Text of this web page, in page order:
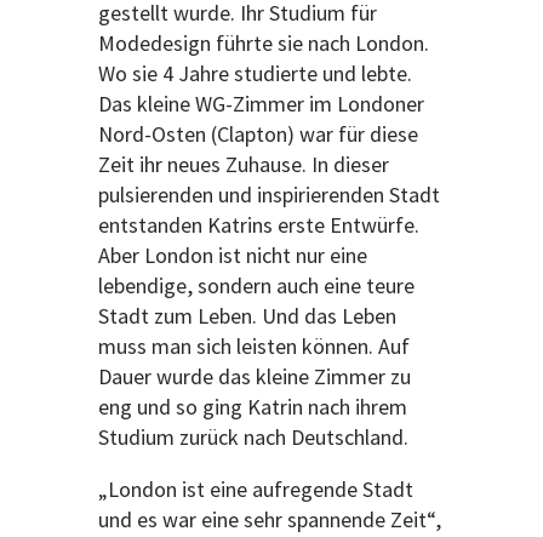
gestellt wurde. Ihr Studium für
Modedesign führte sie nach London.
Wo sie 4 Jahre studierte und lebte.
Das kleine WG-Zimmer im Londoner
Nord-Osten (Clapton) war für diese
Zeit ihr neues Zuhause. In dieser
pulsierenden und inspirierenden Stadt
entstanden Katrins erste Entwürfe.
Aber London ist nicht nur eine
lebendige, sondern auch eine teure
Stadt zum Leben. Und das Leben
muss man sich leisten können. Auf
Dauer wurde das kleine Zimmer zu
eng und so ging Katrin nach ihrem
Studium zurück nach Deutschland.
„London ist eine aufregende Stadt
und es war eine sehr spannende Zeit“,